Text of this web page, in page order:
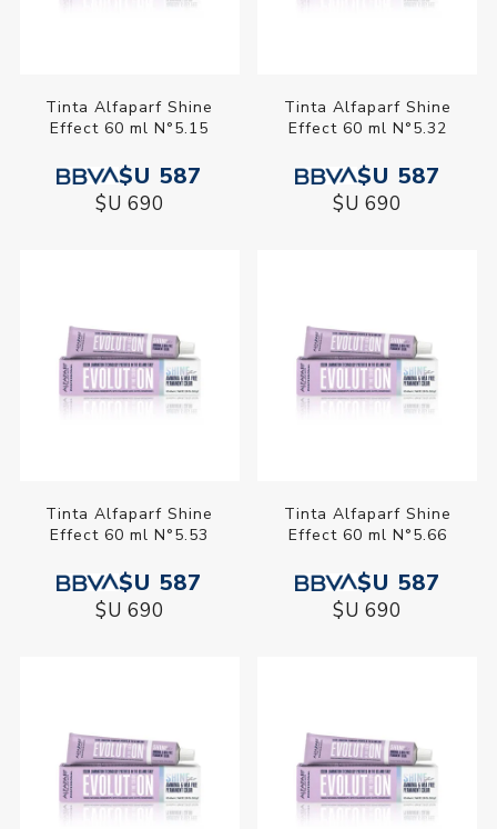
Tinta Alfaparf Shine
Effect 60 ml N°5.15
$U 587
$U 690
Tinta Alfaparf Shine
Effect 60 ml N°5.32
$U 587
$U 690
Tinta Alfaparf Shine
Effect 60 ml N°5.53
$U 587
$U 690
Tinta Alfaparf Shine
Effect 60 ml N°5.66
$U 587
$U 690